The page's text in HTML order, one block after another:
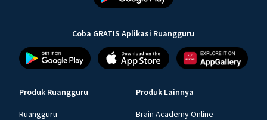
Coba GRATIS Aplikasi Ruangguru
Produk Ruangguru
Ruangguru
Produk Lainnya
Brain Academy Online